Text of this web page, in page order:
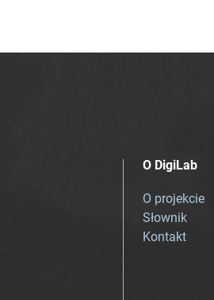
O DigiLab
O projekcie
Słownik
Kontakt